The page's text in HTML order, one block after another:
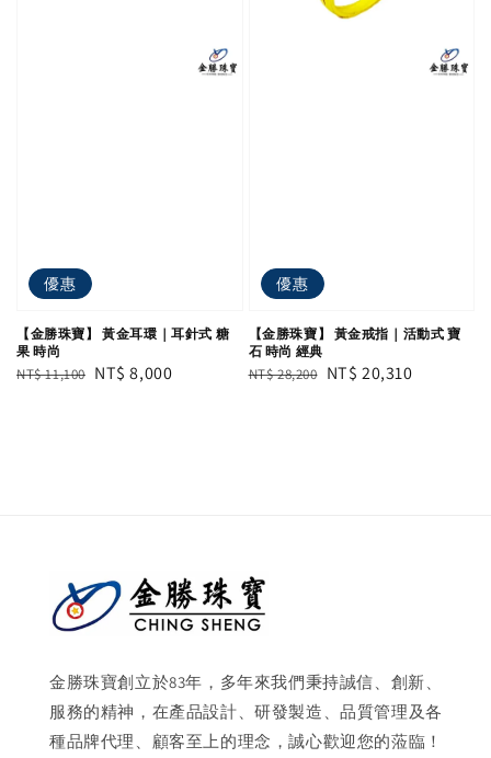
優惠
【金勝珠寶】 黃金耳環｜耳針式 糖
果 時尚
Regular
NT$ 11,100 Sale
NT$ 8,000
優惠
【金勝珠寶】 黃金戒指｜活動式 寶
石 時尚 經典
Regular
NT$ 28,200 Sale
NT$ 20,310
金勝珠寶創立於83年，多年來我們秉持誠信、創新、
服務的精神，在產品設計、研發製造、品質管理及各
種品牌代理、顧客至上的理念，誠心歡迎您的蒞臨！